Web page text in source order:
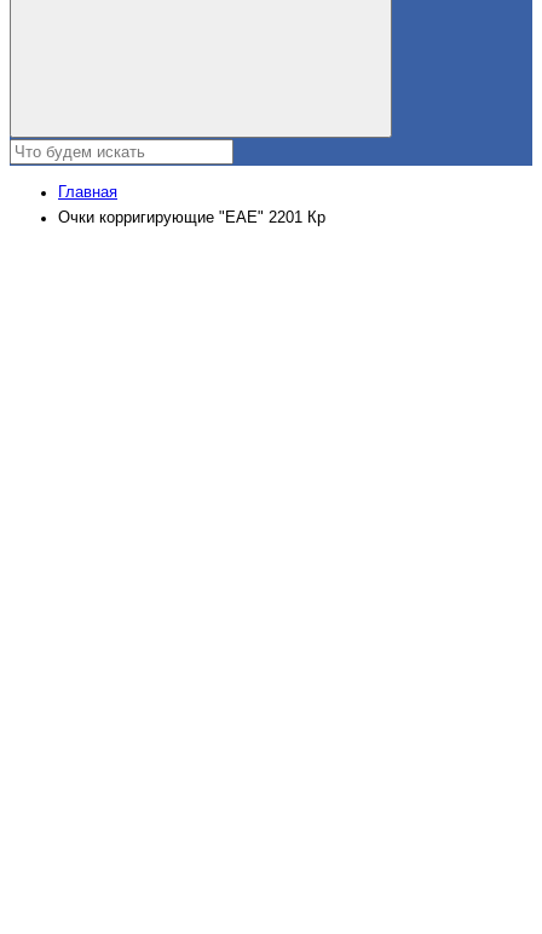
Главная
Очки корригирующие "EAE" 2201 Кр